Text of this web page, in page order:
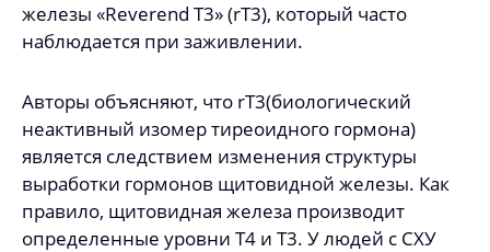
железы «Reverend T3» (rT3), который часто
наблюдается при заживлении.
Авторы объясняют, что rT3(биологический
неактивный изомер тиреоидного гормона)
является следствием изменения структуры
выработки гормонов щитовидной железы. Как
правило, щитовидная железа производит
определенные уровни T4 и T3. У людей с СХУ